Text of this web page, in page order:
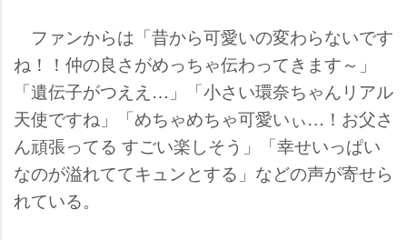
ファンからは「昔から可愛いの変わらないです
ね！！仲の良さがめっちゃ伝わってきます～」
「遺伝子がつええ…」「小さい環奈ちゃんリアル
天使ですね」「めちゃめちゃ可愛いぃ…！お父さ
ん頑張ってる すごい楽しそう」「幸せいっぱい
なのが溢れててキュンとする」などの声が寄せら
れている。